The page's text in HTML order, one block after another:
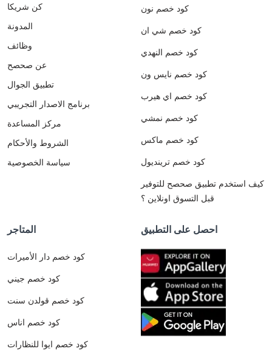
كن شريكا
المدونة
وظائف
عن صحصح
تطبيق الجوال
برنامج الاصدار التجريبي
مركز المساعدة
الشروط والأحكام
سياسة الخصوصية
كود خصم نون
كود خصم شي ان
كود خصم النهدي
كود خصم نايس ون
كود خصم اي هيرب
كود خصم نمشي
كود خصم ماكس
كود خصم ترينديول
كيف استخدم تطبيق صحصح للتوفير
قبل التسوق اونلاين ؟
المتاجر
كود خصم دار الأميرات
كود خصم جيني
كود خصم قولدن سنت
كود خصم اناس
كود خصم ايوا للنظارات
احصل على التطبيق